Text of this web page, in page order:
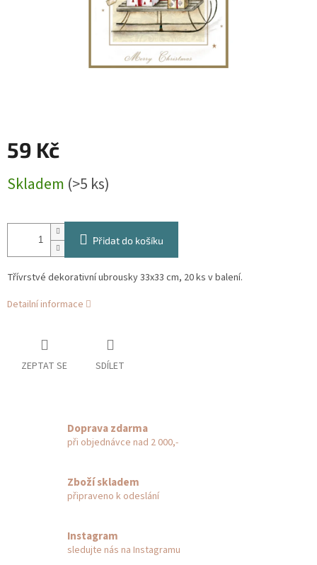
59 Kč
cena:
Skladem (>5 ks)
Přidat do košíku
Třívrstvé dekorativní ubrousky 33x33 cm, 20 ks v balení.
Detailní informace
ZEPTAT SE SDÍLET
Doprava zdarma
při objednávce nad 2 000,-
Zboží skladem
připraveno k odeslání
Instagram
sledujte nás na Instagramu